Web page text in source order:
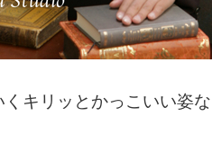
キリッとかっこいい姿